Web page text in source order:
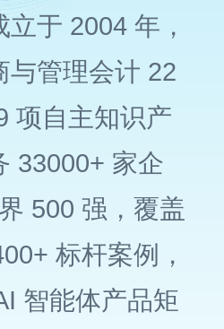
于 2004 年，
与管理会计 22
项自主知识产
33000+ 家企
500 强，覆盖
标杆案例，
智能体产品矩